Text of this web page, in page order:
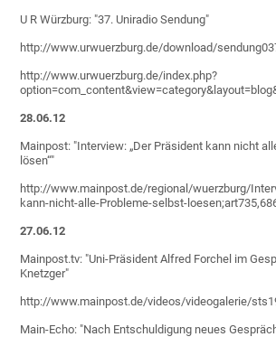
U R Würzburg: "37. Uniradio Sendung"
http://www.urwuerzburg.de/download/
http://www.urwuerzburg.de/index.php?
28.06.12
Mainpost: "Interview: „Der Präsident kann nicht
lösen“"
http://www.mainpost.de/regional/wuerzburg/
kann-nicht-alle-Probleme-selbst-
27.06.12
Mainpost.tv: "Uni-Präsident Alfred Forchel im
Knetzger"
http://www.mainpost.de/videos/videogalerie/
Main-Echo: "Nach Entschuldigung neues